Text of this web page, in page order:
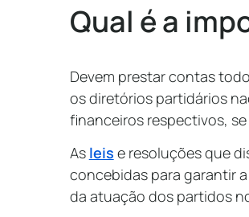
Qual é a
Devem prestar contas
os diretórios partidários
financeiros respectivos,
As leis e resoluções que
concebidas para garantir
da atuação dos partidos